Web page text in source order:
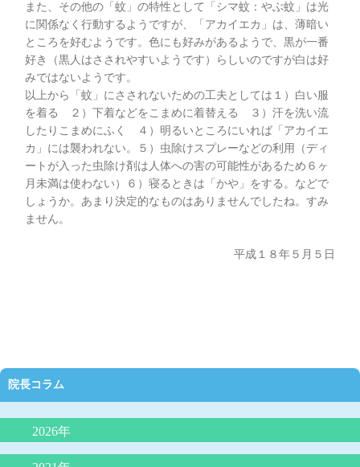
また、その他の「蚊」の特性として「シマ蚊：やぶ蚊」は光
に関係なく行動するようですが、「アカイエカ」は、薄暗い
ところを好むようです。色にも好みがあるようで、黒が一番
好き（黒人はさされやすいようです）らしいのですが白は好
みではないようです。
以上から「蚊」にさされないための工夫としては１）白い服
を着る ２）下着などをこまめに着替える ３）汗を洗い流
したりこまめにふく ４）明るいところにいれば「アカイエ
カ」には襲われない。５）虫除けスプレーなどの利用（ディ
ートが入った虫除け剤は人体への害の可能性があるため６ヶ
月未満は使わない）６）寝るときは「かや」をする。などで
しょうか。あまり決定的なものはありませんでしたね。すみ
ません。
平成１８年５月５日
院長コラム
2026年
抗生剤の正しい使い方（どんな時に必要か）